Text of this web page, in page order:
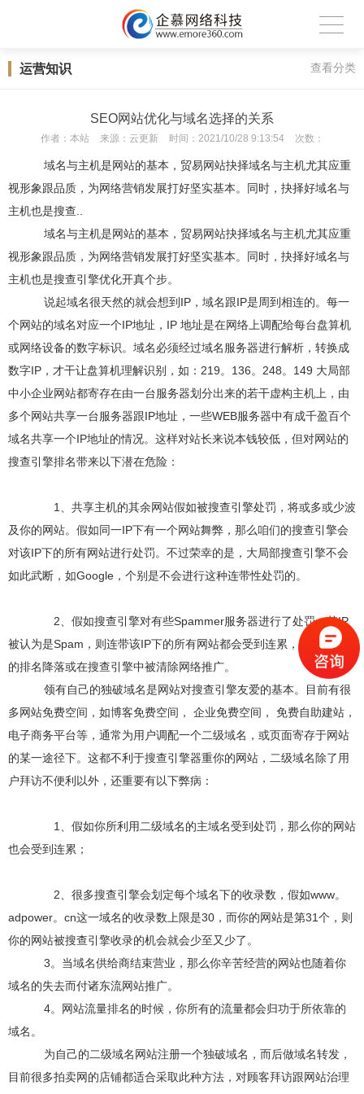
运营知识 查看分类
SEO网站优化与域名选择的关系
作者： 本站 来源： 云更新 时间： 2021/10/28 9:13:54 次数：
域名与主机是网站的基本，贸易网站抉择域名与主机尤其应重
视形象跟品质，为网络营销发展打好坚实基本。同时，抉择好域名与
主机也是搜查..
域名与主机是网站的基本，贸易网站抉择域名与主机尤其应重
视形象跟品质，为网络营销发展打好坚实基本。同时，抉择好域名与
主机也是搜查引擎优化开真个步。
说起域名很天然的就会想到IP，域名跟IP是周到相连的。每一
个网站的域名对应一个IP地址，IP 地址是在网络上调配给每台盘算机
或网络设备的数字标识。域名必须经过域名服务器进行解析，转换成
数字IP，才干让盘算机理解识别，如：219。136。248。149 大局部
中小企业网站都寄存在由一台服务器划分出来的若干虚构主机上，由
多个网站共享一台服务器跟IP地址，一些WEB服务器中有成千盈百个
域名共享一个IP地址的情况。这样对站长来说本钱较低，但对网站的
搜查引擎排名带来以下潜在危险：
1、共享主机的其余网站假如被搜查引擎处罚，将或多或少波
及你的网站。假如同一IP下有一个网站舞弊，那么咱们的搜查引擎会
对该IP下的所有网站进行处罚。不过荣幸的是，大局部搜查引擎不会
如此武断，如Google，个别是不会进行这种连带性处罚的。
2、假如搜查引擎对有些Spammer服务器进行了处罚，其IP
被认为是Spam，则连带该IP下的所有网站都会受到连累，使这些网站
的排名降落或在搜查引擎中被清除网络推广。
领有自己的独破域名是网站对搜查引擎友爱的基本。目前有很
多网站免费空间，如博客免费空间， 企业免费空间， 免费自助建站，
电子商务平台等，通常为用户调配一个二级域名，或页面寄存于网站
的某一途径下。这都不利于搜查引擎器重你的网站，二级域名除了用
户拜访不便利以外，还重要有以下弊病：
1、假如你所利用二级域名的主域名受到处罚，那么你的网站
也会受到连累；
2、很多搜查引擎会划定每个域名下的收录数，假如www。
adpower。cn这一域名的收录数上限是30，而你的网站是第31个，则
你的网站被搜查引擎收录的机会就会少至又少了。
3。当域名供给商结束营业，那么你辛苦经营的网站也随着你
域名的失去而付诸东流网站推广。
4。网站流量排名的时候，你所有的流量都会归功于所依靠的
域名。
为自己的二级域名网站注册一个独破域名，而后做域名转发，
目前很多拍卖网的店铺都适合采取此种方法，对顾客拜访跟网站治理